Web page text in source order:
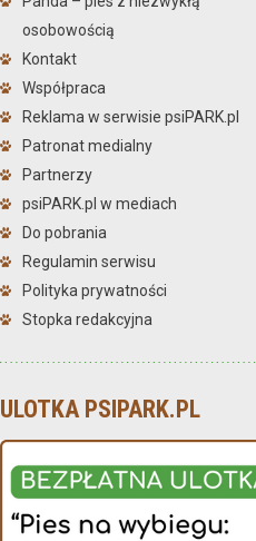
osobowością
Kontakt
Współpraca
Reklama w serwisie psiPARK.pl
Patronat medialny
Partnerzy
psiPARK.pl w mediach
Do pobrania
Regulamin serwisu
Polityka prywatności
Stopka redakcyjna
ULOTKA PSIPARK.PL